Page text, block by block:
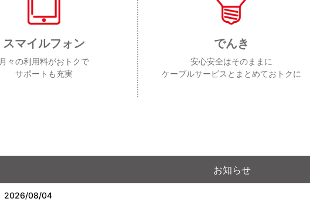
スマイルフォン
月々の利用料がおトクで
サポートも充実
でんき
安心安全はそのままに
ケーブルサービスとまとめておトクに
お知らせ
2026/08/04